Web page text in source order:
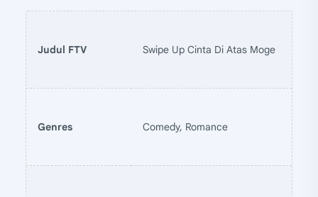
Judul FTV Swipe Up Cinta Di Atas Moge
Genres Comedy, Romance